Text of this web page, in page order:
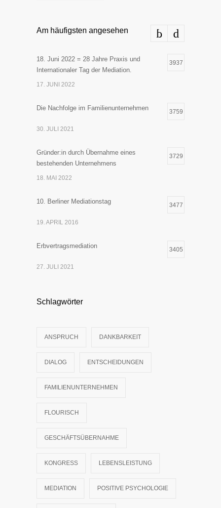
Am häufigsten angesehen
18. Juni 2022 = 28 Jahre Praxis und
Internationaler Tag der Mediation.
3937
17. JUNI 2022
Die Nachfolge im Familienunternehmen 3759
30. JULI 2021
Gründer:in durch Übernahme eines
bestehenden Unternehmens
3729
18. MAI 2022
10. Berliner Mediationstag 3477
19. APRIL 2016
Erbvertragsmediation 3405
27. JULI 2021
Schlagwörter
ANSPRUCH DANKBARKEIT
DIALOG ENTSCHEIDUNGEN
FAMILIENUNTERNEHMEN
FLOURISCH
GESCHÄFTSÜBERNAHME
KONGRESS LEBENSLEISTUNG
MEDIATION POSITIVE PSYCHOLOGIE